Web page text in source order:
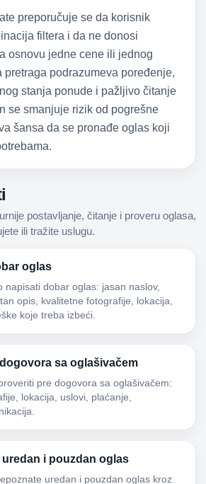
preporučuje se da korisnik
filtera i da ne donosi
osnovu jedne cene ili jednog
pretraga podrazumeva poređenje,
stanja ponude i pažljivo čitanje
se smanjuje rizik od pogrešne
šansa da se pronađe oglas koji
postavljanje, čitanje i proveru oglasa,
ili tražite uslugu.
oglas
napisati dobar oglas: jasan naslov,
opis, kvalitetne fotografije, lokacija,
koje treba izbeći.
sa oglašivačem
pre dogovora sa oglašivačem:
lokacija, uslovi, plaćanje,
i pouzdan oglas
uredan i pouzdan oglas kroz